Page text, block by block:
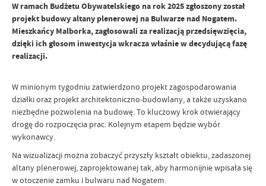
W ramach Budżetu Obywatelskiego na rok 2025 zgłoszony został
projekt budowy altany plenerowej na Bulwarze nad Nogatem.
Mieszkańcy Malborka, zagłosowali za realizacją przedsięwzięcia,
dzięki ich głosom inwestycja wkracza właśnie w decydującą fazę
realizacji.
W minionym tygodniu zatwierdzono projekt zagospodarowania
działki oraz projekt architektoniczno-budowlany, a także uzyskano
niezbędne pozwolenia na budowę. To kluczowy krok otwierający
drogę do rozpoczęcia prac. Kolejnym etapem będzie wybór
wykonawcy.
Na wizualizacji można zobaczyć przyszły kształt obiektu, zadaszonej
altany plenerowej, zaprojektowanej tak, aby harmonijnie wpisała się
w otoczenie zamku i bulwaru nad Nogatem.